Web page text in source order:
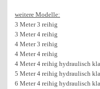
weitere Modelle:
3 Meter 3 reihig
3 Meter 4 reihig
4 Meter 3 reihig
4 Meter 4 reihig
4 Meter 4 reihig hydraulisch
5 Meter 4 reihig hydraulisch
6 Meter 4 reihig hydraulisch